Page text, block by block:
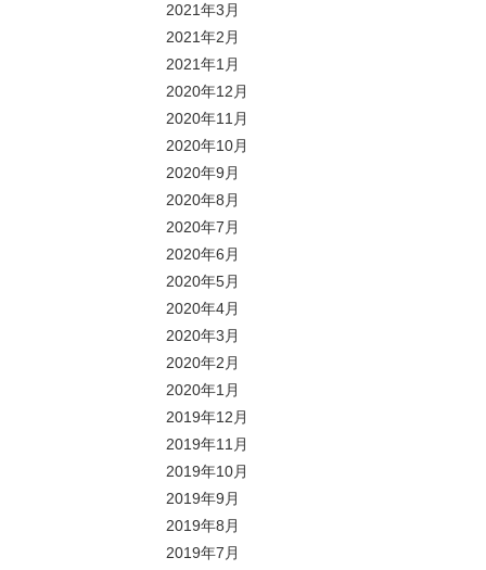
2021年3月
2021年2月
2021年1月
2020年12月
2020年11月
2020年10月
2020年9月
2020年8月
2020年7月
2020年6月
2020年5月
2020年4月
2020年3月
2020年2月
2020年1月
2019年12月
2019年11月
2019年10月
2019年9月
2019年8月
2019年7月